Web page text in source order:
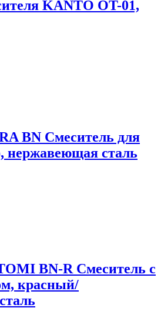
KANTO OT-01,
BN Смеситель для
нержавеющая сталь
BN-R Смеситель с
красный/